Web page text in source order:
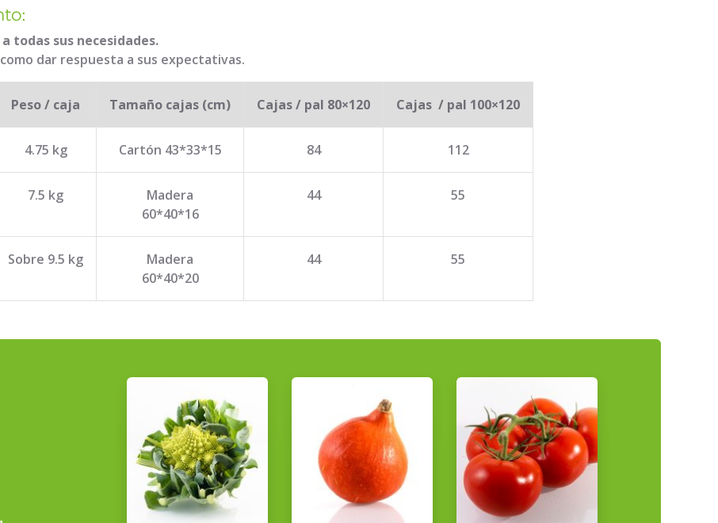
todas sus necesidades.
dar respuesta a sus expectativas.
Peso / caja Tamaño cajas (cm) Cajas / pal 80×120 Cajas / pal 100×120
4.75 kg Cartón 43*33*15 84 112
7.5 kg
Madera
60*40*16
44 55
Sobre 9.5 kg
Madera
60*40*20
44 55